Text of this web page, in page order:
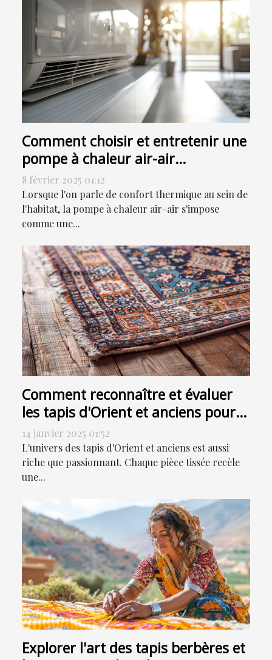
Comment choisir et entretenir une
pompe à chaleur air-air
efficacement
8 février 2025 01:12
Lorsque l'on parle de confort thermique au sein de
l'habitat, la pompe à chaleur air-air s'impose
comme une...
Comment reconnaître et évaluer
les tapis d'Orient et anciens pour
la vente
14 janvier 2025 01:52
L'univers des tapis d'Orient et anciens est aussi
riche que passionnant. Chaque pièce tissée recèle
une...
Explorer l'art des tapis berbères et